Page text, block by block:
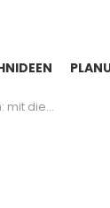
ganze Familie